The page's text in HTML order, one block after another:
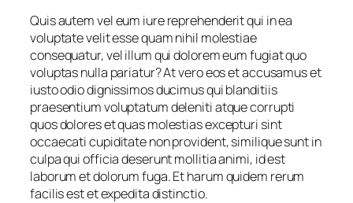
Quis autem vel eum iure reprehenderit qui in ea
voluptate velit esse quam nihil molestiae
consequatur, vel illum qui dolorem eum fugiat quo
voluptas nulla pariatur? At vero eos et accusamus et
iusto odio dignissimos ducimus qui blanditiis
praesentium voluptatum deleniti atque corrupti
quos dolores et quas molestias excepturi sint
occaecati cupiditate non provident, similique sunt in
culpa qui officia deserunt mollitia animi, id est
laborum et dolorum fuga. Et harum quidem rerum
facilis est et expedita distinctio.